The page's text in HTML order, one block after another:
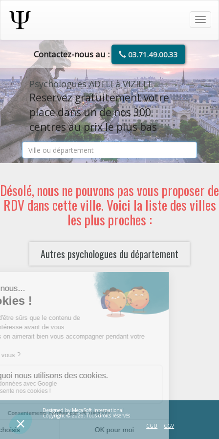
Contactez-nous au : 03.71.49.00.33
Psychologues ADELI à VIZILLE
Reservez gratuitement votre
place dans un de nos 300
centres au prix le plus bas
Désolé, nous ne pouvons pas vous proposer de
RDV dans cette ville. Voici la liste des villes
les plus proches :
Autres psychologues du département
Designed by MecaSoft International
Copyright © 2026. Tous droits réservés
CGU
CGV